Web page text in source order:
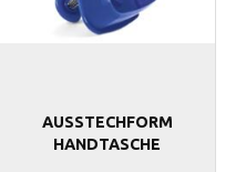
AUSSTECHFORM
HANDTASCHE